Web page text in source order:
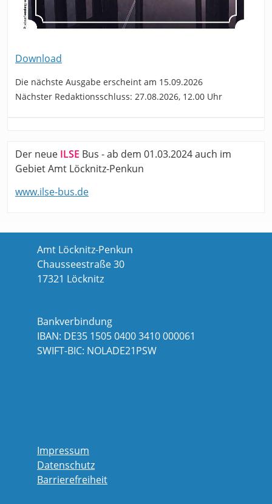
Download
Die nächste Ausgabe erscheint am 15.09.2026
Nächster Redaktionsschluss: 27.08.2026, 12.00 Uhr
Der neue ILSE Bus - ab dem 01.03.2024 auch im
Gebiet Amt Löcknitz-Penkun
www.ilse-bus.de
Amt Löcknitz-Penkun
Chausseestraße 30
17321 Löcknitz
Bankverbindung
IBAN: DE35 1505 0400 3410 000061
SWIFT-BIC: NOLADE21PSW
Impressum
Datenschutz
Barrierefreiheit